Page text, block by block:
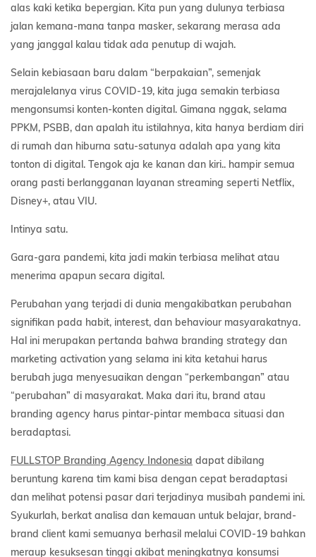
alas kaki ketika bepergian. Kita pun yang dulunya terbiasa
jalan kemana-mana tanpa masker, sekarang merasa ada
yang janggal kalau tidak ada penutup di wajah.
Selain kebiasaan baru dalam “berpakaian”, semenjak
merajalelanya virus COVID-19, kita juga semakin terbiasa
mengonsumsi konten-konten digital. Gimana nggak, selama
PPKM, PSBB, dan apalah itu istilahnya, kita hanya berdiam diri
di rumah dan hiburna satu-satunya adalah apa yang kita
tonton di digital. Tengok aja ke kanan dan kiri.. hampir semua
orang pasti berlangganan layanan streaming seperti Netflix,
Disney+, atau VIU.
Intinya satu.
Gara-gara pandemi, kita jadi makin terbiasa melihat atau
menerima apapun secara digital.
Perubahan yang terjadi di dunia mengakibatkan perubahan
signifikan pada habit, interest, dan behaviour masyarakatnya.
Hal ini merupakan pertanda bahwa branding strategy dan
marketing activation yang selama ini kita ketahui harus
berubah juga menyesuaikan dengan “perkembangan” atau
“perubahan” di masyarakat. Maka dari itu, brand atau
branding agency harus pintar-pintar membaca situasi dan
beradaptasi.
FULLSTOP Branding Agency Indonesia dapat dibilang
beruntung karena tim kami bisa dengan cepat beradaptasi
dan melihat potensi pasar dari terjadinya musibah pandemi ini.
Syukurlah, berkat analisa dan kemauan untuk belajar, brand-
brand client kami semuanya berhasil melalui COVID-19 bahkan
meraup kesuksesan tinggi akibat meningkatnya konsumsi